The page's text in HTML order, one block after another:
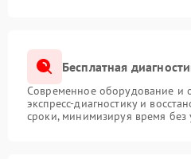
Бесплатная
Современное оборудование и
экспресс-диагностику и
сроки, минимизируя время без